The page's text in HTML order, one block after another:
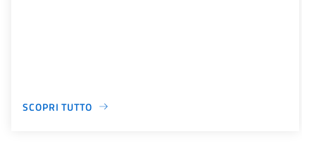
SCOPRI TUTTO